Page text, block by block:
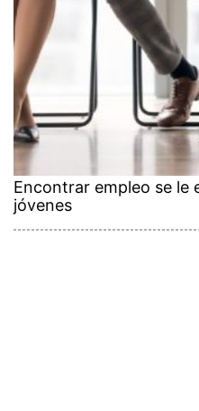
Encontrar empleo se le
jóvenes